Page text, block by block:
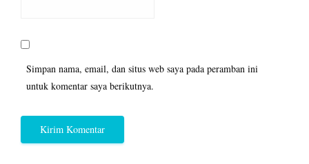
Simpan nama, email, dan situs web saya pada peramban ini
untuk komentar saya berikutnya.